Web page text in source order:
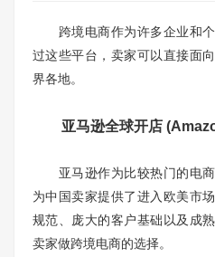
跨境电商作为许多企业和个
过这些平台，卖家可以直接面
界各地。
亚马逊全球开店
亚马逊作为比较热门的电商
为中国卖家提供了进入欧美市
规范、庞大的客户基础以及成
卖家做跨境电商的选择。